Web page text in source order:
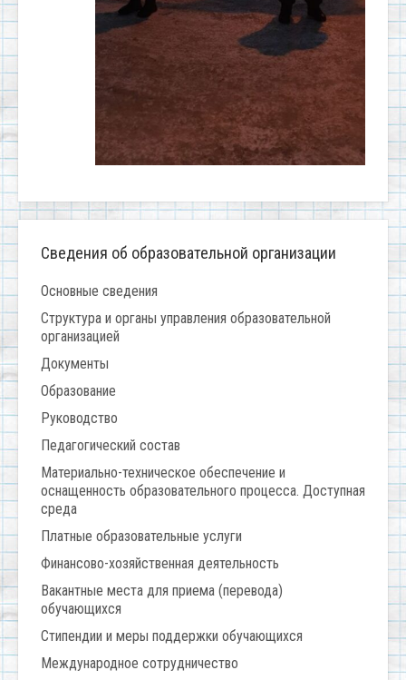
Сведения об образовательной организации
Основные сведения
Структура и органы управления образовательной
организацией
Документы
Образование
Руководство
Педагогический состав
Материально-техническое обеспечение и
оснащенность образовательного процесса. Доступная
среда
Платные образовательные услуги
Финансово-хозяйственная деятельность
Вакантные места для приема (перевода)
обучающихся
Стипендии и меры поддержки обучающихся
Международное сотрудничество